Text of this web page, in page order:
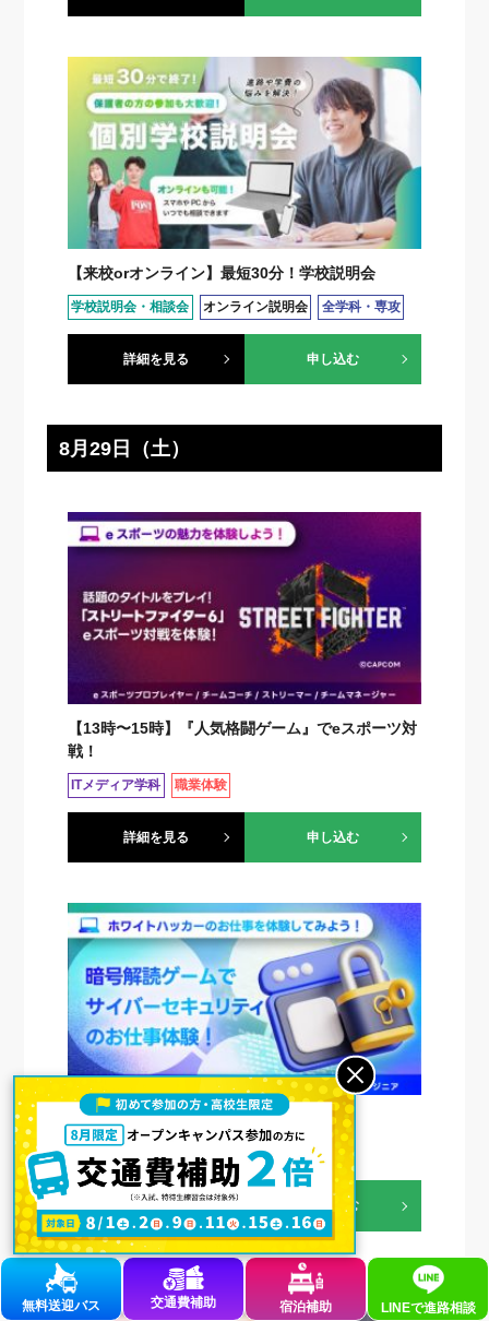
【来校orオンライン】最短30分！学校説明会
学校説明会・相談会 オンライン説明会 全学科・専攻
詳細を見る 申し込む
8月29日（土）
【13時〜15時】『人気格闘ゲーム』でeスポーツ対
戦！
ITメディア学科 職業体験
詳細を見る 申し込む
【13時〜15時】ホワイトハッカー体験
詳細を見る 申し込む
無料送迎バス 交通費補助 宿泊補助 LINEで進路相談